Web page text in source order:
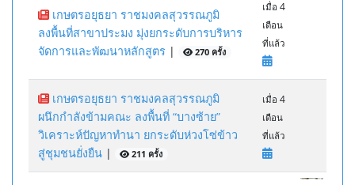
เกษตรอยุธยา ราชมงคลสุวรรณภูมิ
ลงพื้นที่สาขาประมง มุ่งยกระดับการบริหาร
จัดการและพัฒนาหลักสูตร | 270 ครั้ง
เมื่อ 4
เดือน
ที่แล้ว
เกษตรอยุธยา ราชมงคลสุวรรณภูมิ
ผนึกกำลังข้ามคณะ ลงพื้นที่ “บางซ้าย”
วิเคราะห์ปัญหาทำนา ยกระดับห่วงโซ่ข้าว
สู่ชุมชนยั่งยืน | 211 ครั้ง
เมื่อ 4
เดือน
ที่แล้ว